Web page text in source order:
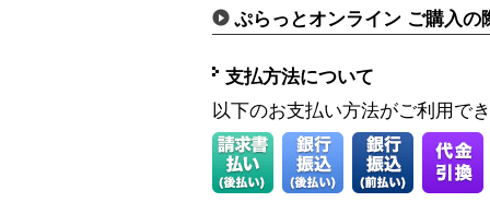
ぷらっとオンライン ご購入の
支払方法について
以下のお支払い方法がご利用で